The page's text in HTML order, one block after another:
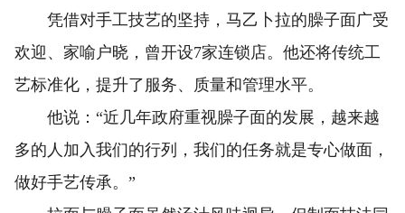
凭借对手工技艺的坚持，马乙卜拉的臊子面广受
欢迎、家喻户晓，曾开设7家连锁店。他还将传统工
艺标准化，提升了服务、质量和管理水平。
他说：“近几年政府重视臊子面的发展，越来越
多的人加入我们的行列，我们的任务就是专心做面，
做好手艺传承。”